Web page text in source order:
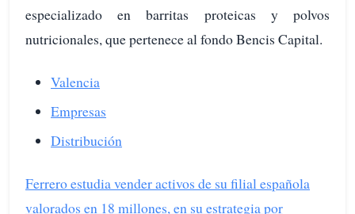
especializado en barritas proteicas y polvos
nutricionales, que pertenece al fondo Bencis Capital.
Valencia
Empresas
Distribución
Ferrero estudia vender activos de su filial española
valorados en 18 millones, en su estrategia por